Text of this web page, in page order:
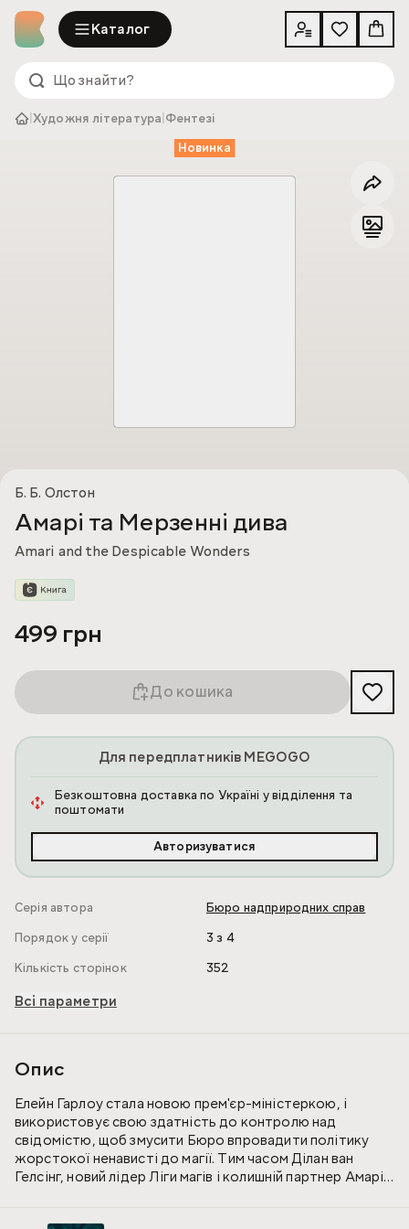
Каталог
|Художня література Фентезі
Новинка
Б. Б. Олстон
Амарі та Мерзенні дива
Amari and the Despicable Wonders
499 грн
До кошика
Для передплатників MEGOGO
Безкоштовна доставка по Україні у відділення та
поштомати
Авторизуватися
Серія автора
Бюро надприродних справ
Порядок у серії
3 з 4
Кількість сторінок
352
Всі параметри
Опис
Елейн Гарлоу стала новою прем'єр-міністеркою, і
використовує свою здатність до контролю над
свідомістю, щоб змусити Бюро впровадити політику
жорстокої ненависті до магії. Тим часом Ділан ван
Гелсінг, новий лідер Ліги магів і колишній партнер Амарі,